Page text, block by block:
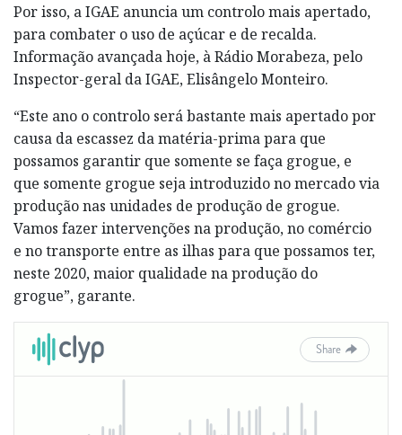
Por isso, a IGAE anuncia um controlo mais apertado,
para combater o uso de açúcar e de recalda.
Informação avançada hoje, à Rádio Morabeza, pelo
Inspector-geral da IGAE, Elisângelo Monteiro.
“Este ano o controlo será bastante mais apertado por
causa da escassez da matéria-prima para que
possamos garantir que somente se faça grogue, e
que somente grogue seja introduzido no mercado via
produção nas unidades de produção de grogue.
Vamos fazer intervenções na produção, no comércio
e no transporte entre as ilhas para que possamos ter,
neste 2020, maior qualidade na produção do
grogue”, garante.